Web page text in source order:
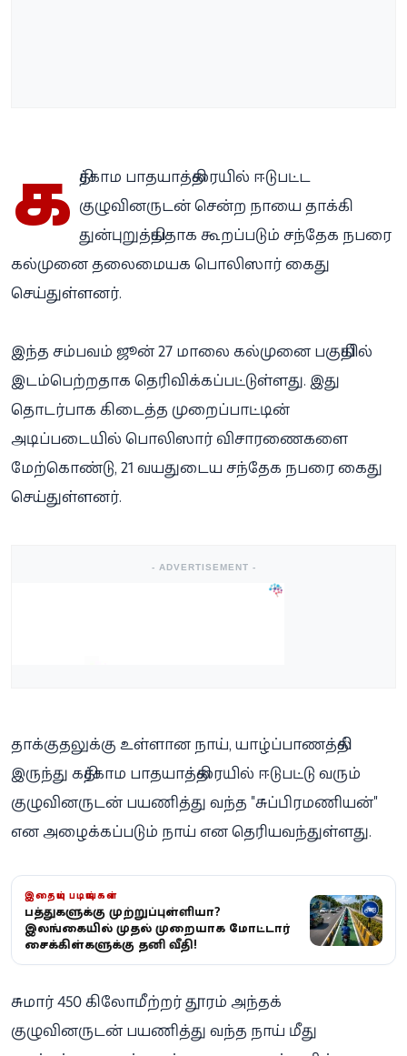
க திர்காம பாதயாத்திரையில் ஈடுபட்ட
குழுவினருடன் சென்ற நாயை தாக்கி
துன்புறுத்தியதாக கூறப்படும் சந்தேக நபரை
கல்முனை தலைமையக பொலிஸார் கைது
செய்துள்ளனர்.
இந்த சம்பவம் ஜூன் 27 மாலை கல்முனை பகுதியில்
இடம்பெற்றதாக தெரிவிக்கப்பட்டுள்ளது. இது
தொடர்பாக கிடைத்த முறைப்பாட்டின்
அடிப்படையில் பொலிஸார் விசாரணைகளை
மேற்கொண்டு, 21 வயதுடைய சந்தேக நபரை கைது
செய்துள்ளனர்.
- ADVERTISEMENT -
தாக்குதலுக்கு உள்ளான நாய், யாழ்ப்பாணத்தில்
இருந்து கதிர்காம பாதயாத்திரையில் ஈடுபட்டு வரும்
குழுவினருடன் பயணித்து வந்த "சுப்பிரமணியன்"
என அழைக்கப்படும் நாய் என தெரியவந்துள்ளது.
இதையும் படியுங்கள்
விபத்துகளுக்கு முற்றுப்புள்ளியா?
இலங்கையில் முதல் முறையாக மோட்டார்
சைக்கிள்களுக்கு தனி வீதி!
சுமார் 450 கிலோமீற்றர் தூரம் அந்தக்
குழுவினருடன் பயணித்து வந்த நாய் மீது